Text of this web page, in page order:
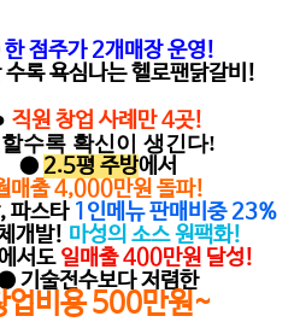
한 점주가 2개매장 운영!
수록 욕심나는 헬로팬닭갈비!
직원 창업 사례만 4곳!
수록 확신이 생긴다!
● 2.5평 주방에서
매출 4,000만원 돌파!
파스타 1인메뉴 판매비중 23%
개발! 마성의 소스 원팩화!
서도일매출 400만원 달성!
기술전수보다 저렴한
업비용 500만원~